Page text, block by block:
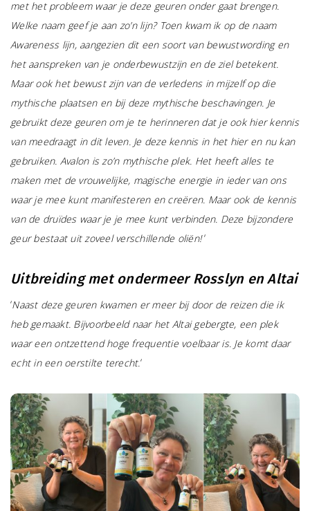
met het probleem waar je deze geuren onder gaat brengen.
Welke naam geef je aan zo’n lijn? Toen kwam ik op de naam
Awareness lijn, aangezien dit een soort van bewustwording en
het aanspreken van je onderbewustzijn en de ziel betekent.
Maar ook het bewust zijn van de verledens in mijzelf op die
mythische plaatsen en bij deze mythische beschavingen. Je
gebruikt deze geuren om je te herinneren dat je ook hier kennis
van meedraagt in dit leven. Je deze kennis in het hier en nu kan
gebruiken. Avalon is zo’n mythische plek. Het heeft alles te
maken met de vrouwelijke, magische energie in ieder van ons
waar je mee kunt manifesteren en creëren. Maar ook de kennis
van de druïdes waar je je mee kunt verbinden. Deze bijzondere
geur bestaat uit zoveel verschillende oliën!‘
Uitbreiding met ondermeer Rosslyn en Altai
‘Naast deze geuren kwamen er meer bij door de reizen die ik
heb gemaakt. Bijvoorbeeld naar het Altai gebergte, een plek
waar een ontzettend hoge frequentie voelbaar is. Je komt daar
echt in een oerstilte terecht.‘